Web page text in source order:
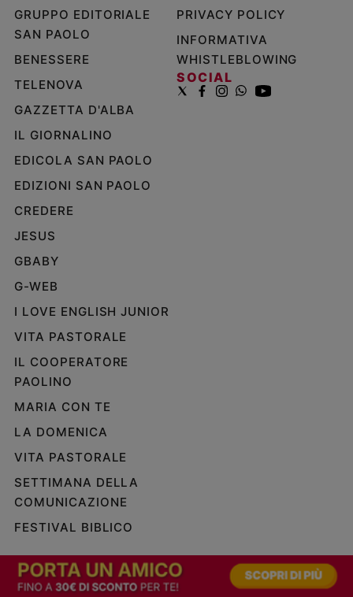
GRUPPO EDITORIALE
SAN PAOLO
BENESSERE
TELENOVA
GAZZETTA D'ALBA
IL GIORNALINO
EDICOLA SAN PAOLO
EDIZIONI SAN PAOLO
CREDERE
JESUS
GBABY
G-WEB
I LOVE ENGLISH JUNIOR
VITA PASTORALE
IL COOPERATORE
PAOLINO
MARIA CON TE
LA DOMENICA
VITA PASTORALE
SETTIMANA DELLA
COMUNICAZIONE
FESTIVAL BIBLICO
PRIVACY POLICY
INFORMATIVA
WHISTLEBLOWING
SOCIAL